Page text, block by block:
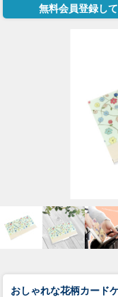
無料会員登録し
おしゃれな花柄カード